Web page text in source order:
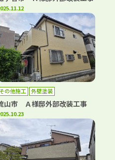
その他施工 外壁塗装
山市 Ａ様邸外部改装工事